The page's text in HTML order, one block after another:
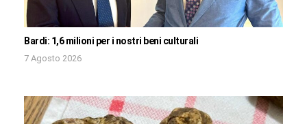
Bardi: 1,6 milioni per i nostri beni culturali
7 Agosto 2026